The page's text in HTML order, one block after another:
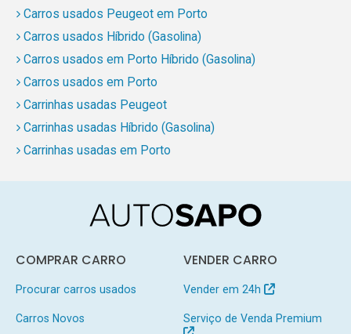
Carros usados Peugeot em Porto
Carros usados Híbrido (Gasolina)
Carros usados em Porto Híbrido (Gasolina)
Carros usados em Porto
Carrinhas usadas Peugeot
Carrinhas usadas Híbrido (Gasolina)
Carrinhas usadas em Porto
COMPRAR CARRO
Procurar carros usados
Carros Novos
VENDER CARRO
Vender em 24h
Serviço de Venda Premium